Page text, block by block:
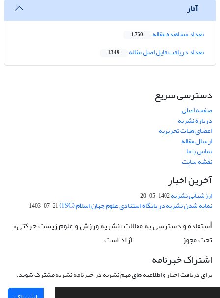
آمار
تعداد مشاهده مقاله 1,760
تعداد دریافت فایل اصل مقاله 1,349
دسترسی سریع
صفحه اصلی
درباره نشریه
اعضای هیات تحریریه
ارسال مقاله
تماس با ما
نقشه سایت
آخرین اخبار
ارزشیابی نشریه1402-05-20
نمایه شدن نشریه در پایگاه استنادی علوم جهان اسلام (ISC) 1403-07-21
ستفاده و دسترسی به مقالات «نشریه ورزش و علوم زیست حرکتی»
تحت مجوز
آزاد است.
اشتراک خبرنامه
برای دریافت اخبار و اطلاعیه های مهم نشریه در خبرنامه نشریه مشترک شوید.